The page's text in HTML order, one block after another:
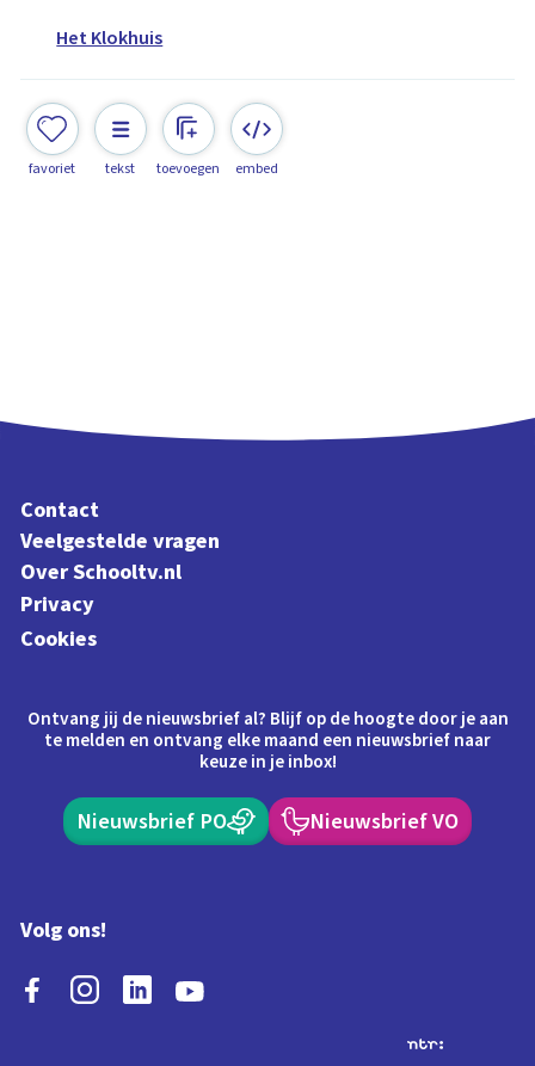
Het Klokhuis
favoriet tekst toevoegen embed
Contact
Veelgestelde vragen
Over Schooltv.nl
Privacy
Cookies
Ontvang jij de nieuwsbrief al? Blijf op de hoogte door je aan
te melden en ontvang elke maand een nieuwsbrief naar
keuze in je inbox!
Nieuwsbrief PO Nieuwsbrief VO
Volg ons!